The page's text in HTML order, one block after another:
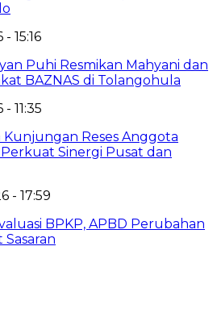
15:16
Puhi Resmikan Mahyani dan
BAZNAS di Tolangohula
11:35
Reses Anggota
Perkuat Sinergi Pusat dan
- 17:59
BPKP, APBD Perubahan
Sasaran